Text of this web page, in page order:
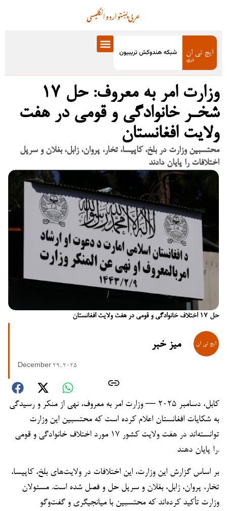
انگلیسیاردوپښتوعربی
وزارت امر به معروف: حل ۱۷
شخـر خانوادگی و قومی در هفت
ولایت افغانستان
محتسبین وزارت در بلخ، کاپیسا، تخار، پروان، زابل، بغلان و سرپل
اختلافات را پایان دادند
حل ۱۷ اختلاف خانوادگی و قومی در هفت ولایت افغانستان
میز خبر
December 29, 2025
کابل، دسامبر ۲۰۲۵ — وزارت امر به معروف، نهی از منکر و رسیدگی
به شکایات افغانستان اعلام کرده است که محتسبین این وزارت
توانسته‌اند در هفت ولایت کشور ۱۷ مورد اختلاف خانوادگی و قومی
را پایان دهند.
بر اساس گزارش این وزارت، این اختلافات در ولایت‌های بلخ، کاپیسا،
تخار، پروان، زابل، بغلان و سرپل حل و فصل شده است. مسئولان
وزارت تأکید کرده‌اند که محتسبین با میانجیگری و گفت‌وگو